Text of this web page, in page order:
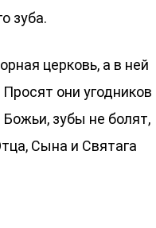
зуба.
церковь, а в ней
они угодников
зубы не болят,
Сына и Святага